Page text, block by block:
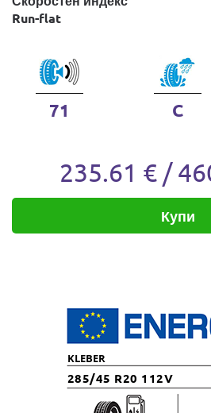
Run-flat
71 C
235.61 € /
Купи
KLEBER
285/45 R20 112V